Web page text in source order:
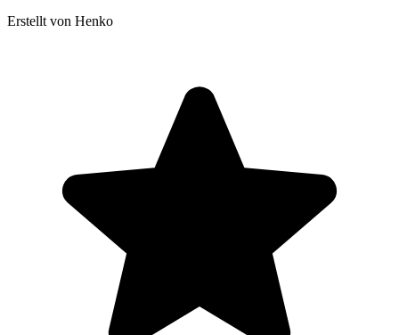
Erstellt von Henko